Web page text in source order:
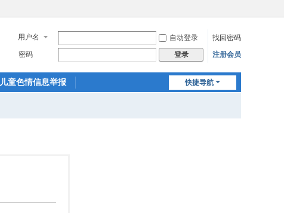
用户名 自动登录
找回密码
密码
登录 注册会员
快捷导航
儿童色情信息举报